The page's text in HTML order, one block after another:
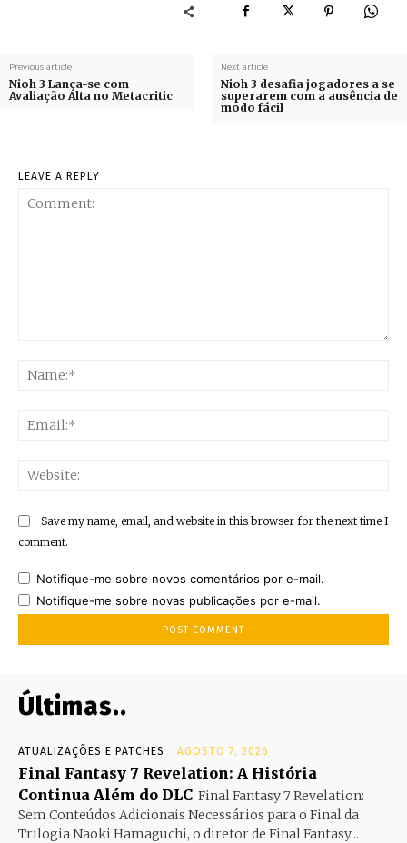
Previous article
Nioh 3 Lança-se com
Avaliação Alta no Metacritic
Next article
Nioh 3 desafia jogadores a se
superarem com a ausência de
modo fácil
LEAVE A REPLY
Save my name, email, and website in this browser for the next time I
comment.
Notifique-me sobre novos comentários por e-mail.
Notifique-me sobre novas publicações por e-mail.
Últimas..
ATUALIZAÇÕES E PATCHES AGOSTO 7, 2026
Final Fantasy 7 Revelation: A História
Continua Além do DLC Final Fantasy 7 Revelation:
Sem Conteúdos Adicionais Necessários para o Final da
Trilogia Naoki Hamaguchi, o diretor de Final Fantasy...